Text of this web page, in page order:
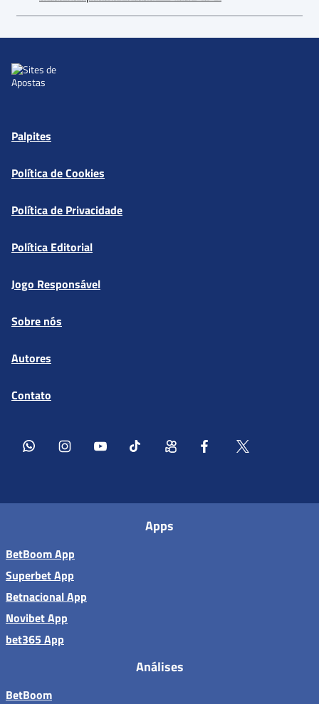
Palpites
Política de Cookies
Política de Privacidade
Política Editorial
Jogo Responsável
Sobre nós
Autores
Contato
Apps
BetBoom App
Superbet App
Betnacional App
Novibet App
bet365 App
Análises
BetBoom